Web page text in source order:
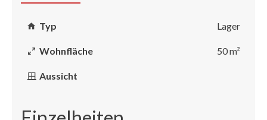
Typ Lager
Wohnfläche 50 m²
Aussicht